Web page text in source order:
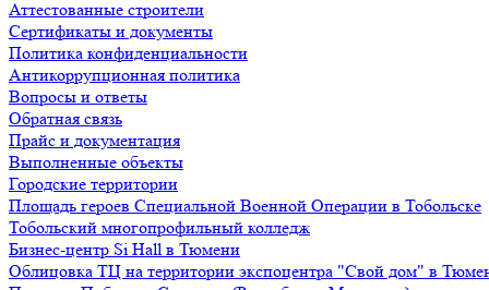
Аттестованные строители
Сертификаты и документы
Политика конфиденциальности
Антикоррупционная политика
Вопросы и ответы
Обратная связь
Прайс и документация
Выполненные объекты
Городские территории
Площадь героев Специальной Военной Операции в Тобольске
Тобольский многопрофильный колледж
Бизнес-центр Si Hall в Тюмени
Облицовка ТЦ на территории экспоцентра "Свой дом" в